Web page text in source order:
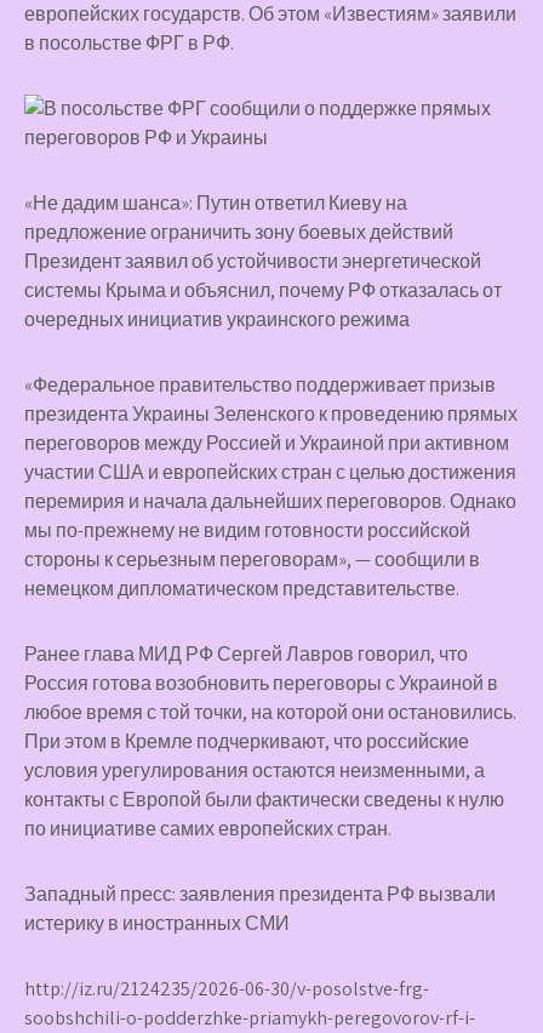
европейских государств. Об этом «Известиям» заявили
в посольстве ФРГ в РФ.
«Не дадим шанса»: Путин ответил Киеву на
предложение ограничить зону боевых действий
Президент заявил об устойчивости энергетической
системы Крыма и объяснил, почему РФ отказалась от
очередных инициатив украинского режима
«Федеральное правительство поддерживает призыв
президента Украины Зеленского к проведению прямых
переговоров между Россией и Украиной при активном
участии США и европейских стран с целью достижения
перемирия и начала дальнейших переговоров. Однако
мы по-прежнему не видим готовности российской
стороны к серьезным переговорам», — сообщили в
немецком дипломатическом представительстве.
Ранее глава МИД РФ Сергей Лавров говорил, что
Россия готова возобновить переговоры с Украиной в
любое время с той точки, на которой они остановились.
При этом в Кремле подчеркивают, что российские
условия урегулирования остаются неизменными, а
контакты с Европой были фактически сведены к нулю
по инициативе самих европейских стран.
Западный пресс: заявления президента РФ вызвали
истерику в иностранных СМИ
http://iz.ru/2124235/2026-06-30/v-posolstve-frg-
soobshchili-o-podderzhke-priamykh-peregovorov-rf-i-